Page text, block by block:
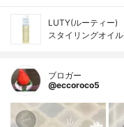
LUTY(ルーティー)
スタイリングオイ
ブロガー
@eccoroco5